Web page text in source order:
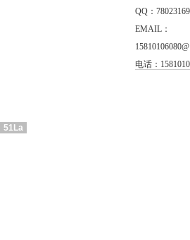
QQ：
EMAIL：
电话：
51La